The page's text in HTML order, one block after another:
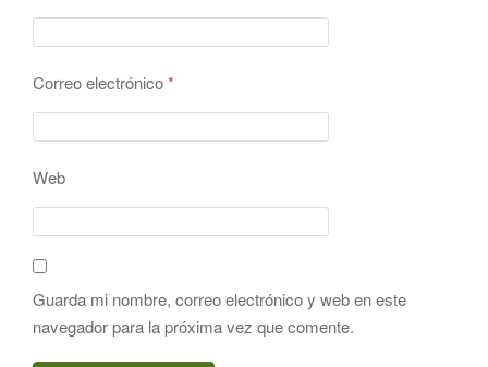
Correo electrónico*
Web
Guarda mi nombre, correo electrónico y web en este
navegador para la próxima vez que comente.